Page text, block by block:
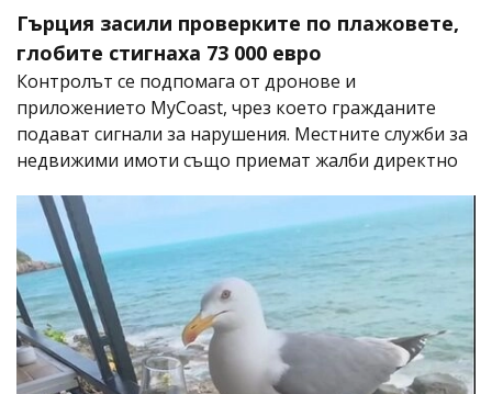
Гърция засили проверките по плажовете,
глобите стигнаха 73 000 евро
Контролът се подпомага от дронове и
приложението MyCoast, чрез което гражданите
подават сигнали за нарушения. Местните служби за
недвижими имоти също приемат жалби директно